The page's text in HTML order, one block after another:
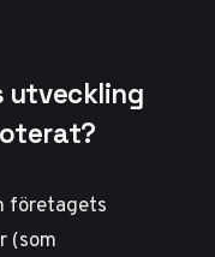
utveckling
företagets
(som